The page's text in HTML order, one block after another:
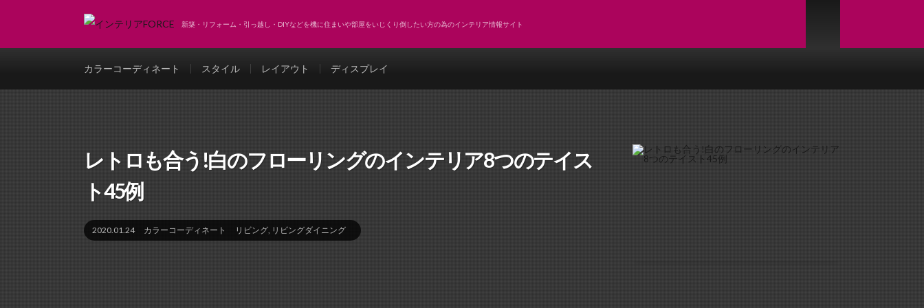
新築・リフォーム・引っ越し・DIYなどを機に住まいや部屋をいじくり倒したい方の為のインテリア情報サイト
カラーコーディネート スタイル レイアウト ディスプレイ
レトロも合う!白のフローリングのインテリア8つのテイス
ト45例
2020.01.24 カラーコーディネート リビング, リビングダイニング